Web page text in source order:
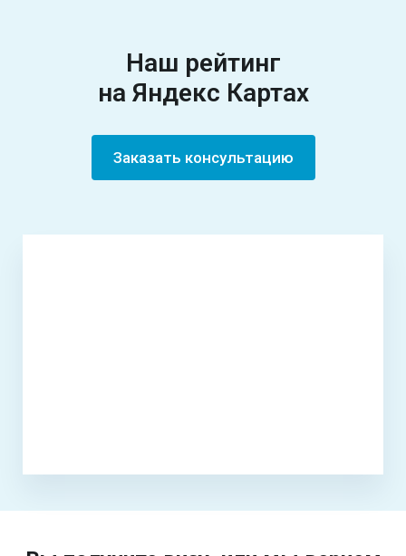
Наш рейтинг
на Яндекс Картах
Заказать консультацию